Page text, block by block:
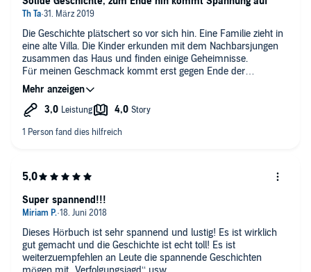
Die Geschichte plätschert so vor sich hin. Eine Familie zieht in
eine alte Villa. Die Kinder erkunden mit dem Nachbarsjungen
zusammen das Haus und finden einige Geheimnisse.
Für meinen Geschmack kommt erst gegen Ende der
Geschichte richtig Spannung auf. Davor plätschert sie so etwas
vor sich hin. Das Grundthema ist nett gemacht, aber nicht
mehr.
Dieses Hörbuch ist sehr spannend und lustig! Es ist wirklich
gut gemacht und die Geschichte ist echt toll! Es ist
weiterzuempfehlen an Leute die spannende Geschichten
Super spannend!!!